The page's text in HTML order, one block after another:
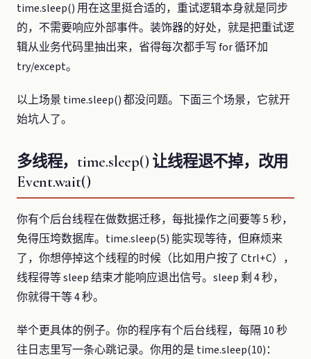
time.sleep() 用在这里挺合适的，重试逻辑本身就是同步
的，不需要响应外部事件。装饰器的好处，就是把重试逻
辑从业务代码里抽出来，省得每次都手写 for 循环加
try/except。
以上场景 time.sleep() 都没问题。下面三个场景，它就开
始坑人了。
多线程，time.sleep() 让线程退不掉，改用
Event.wait()
你有个后台线程在做数据迁移，每批操作之间要等 5 秒，
免得压垮数据库。time.sleep(5) 能实现等待，但麻烦来
了，你想停掉这个线程的时候（比如用户按了 Ctrl+C），
线程得等 sleep 结束才能响应退出信号。sleep 剩 4 秒，
你就得干等 4 秒。
举个更具体的例子。你的程序有个后台线程，每隔 10 秒
往日志里写一条心跳记录。你用的是 time.sleep(10)：